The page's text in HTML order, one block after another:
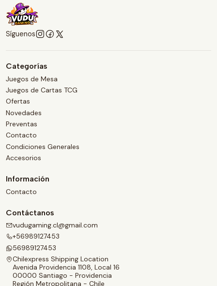
Síguenos
Categorías
Juegos de Mesa
Juegos de Cartas TCG
Ofertas
Novedades
Preventas
Contacto
Condiciones Generales
Accesorios
Información
Contacto
Contáctanos
vudugaming.cl@gmail.com
+56989127453
56989127453
Chilexpress Shipping Location
Avenida Providencia 1108, Local 16
00000 Santiago - Providencia
Región Metropolitana - Chile